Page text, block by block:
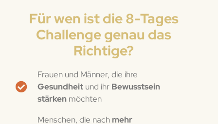
Für wen ist die 8-Tages
Challenge genau das
Richtige?
Frauen und Männer, die ihre
Gesundheit und ihr Bewusstsein
stärken möchten
Menschen, die nach mehr